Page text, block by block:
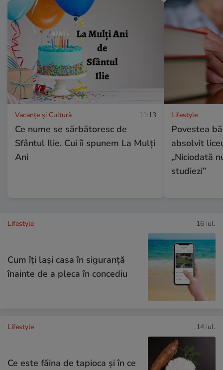
Vacanțe și Cultură 11:13
Ce nume se sărbătoresc de
Sfântul Ilie. Cui îi spunem La Mulți
Ani
Lifestyle
Povestea
absolvit
„Niciodată
studiezi”
Lifestyle 16 iul.
Cum îţi laşi casa în siguranţă
înainte de a pleca în concediu
Lifestyle 14 iul.
Ce este făina de tapioca și în ce